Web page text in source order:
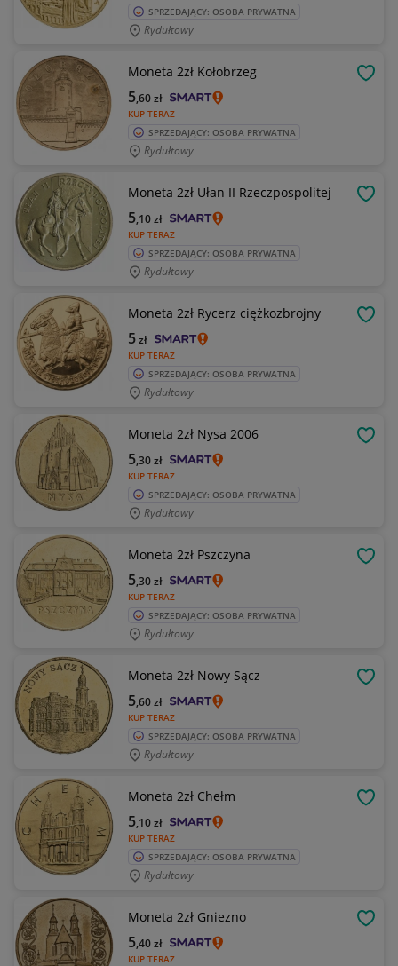
SPRZEDAJĄCY: OSOBA PRYWATNA
Rydułtowy
Moneta 2zł Kołobrzeg
KUP TERAZ
5,60zł
SPRZEDAJĄCY: OSOBA PRYWATNA
Rydułtowy
Moneta 2zł Ułan II Rzeczpospolitej
KUP TERAZ
5,10zł
SPRZEDAJĄCY: OSOBA PRYWATNA
Rydułtowy
Moneta 2zł Rycerz ciężkozbrojny
KUP TERAZ
5zł
SPRZEDAJĄCY: OSOBA PRYWATNA
Rydułtowy
Moneta 2zł Nysa 2006
KUP TERAZ
5,30zł
SPRZEDAJĄCY: OSOBA PRYWATNA
Rydułtowy
Moneta 2zł Pszczyna
KUP TERAZ
5,30zł
SPRZEDAJĄCY: OSOBA PRYWATNA
Rydułtowy
Moneta 2zł Nowy Sącz
KUP TERAZ
5,60zł
SPRZEDAJĄCY: OSOBA PRYWATNA
Rydułtowy
Moneta 2zł Chełm
KUP TERAZ
5,10zł
SPRZEDAJĄCY: OSOBA PRYWATNA
Rydułtowy
Moneta 2zł Gniezno
KUP TERAZ
5,40zł